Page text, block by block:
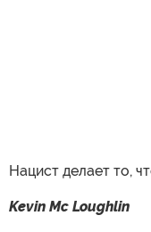
Нацист делает то,
Kevin Mc Loughlin